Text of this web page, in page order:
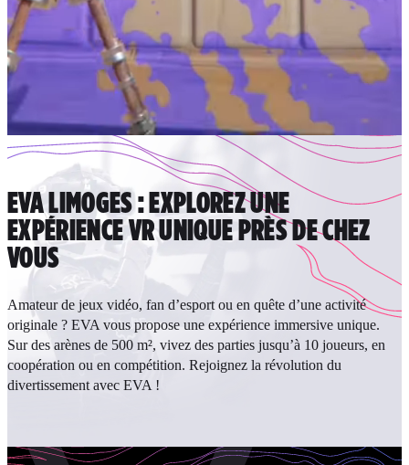
EVA LIMOGES : EXPLOREZ UNE
EXPÉRIENCE VR UNIQUE PRÈS DE CHEZ
VOUS
Amateur de jeux vidéo, fan d’esport ou en quête d’une activité
originale ? EVA vous propose une expérience immersive unique.
Sur des arènes de 500 m², vivez des parties jusqu’à 10 joueurs, en
coopération ou en compétition. Rejoignez la révolution du
divertissement avec EVA !